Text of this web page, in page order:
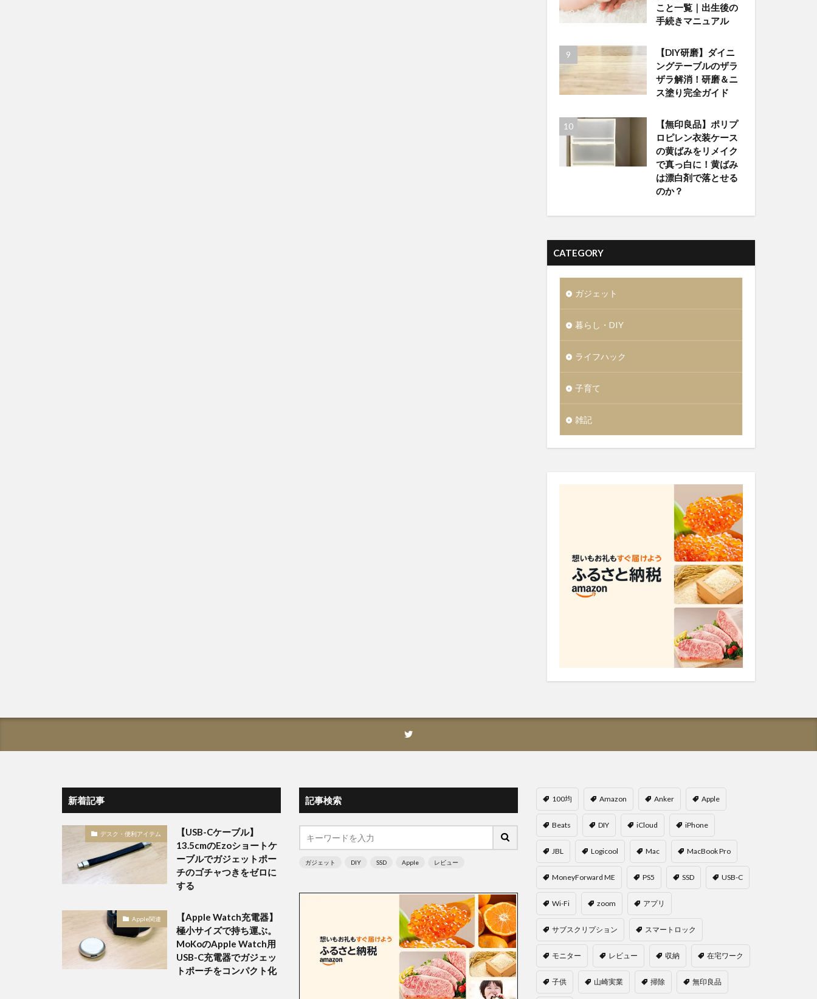
こと一覧｜出生後の
手続きマニュアル
【DIY研磨】ダイニ
ングテーブルのザラ
ザラ解消！研磨＆ニ
ス塗り完全ガイド
【無印良品】ポリプ
ロピレン衣装ケース
の黄ばみをリメイク
で真っ白に！黄ばみ
は漂白剤で落とせる
のか？
CATEGORY
ガジェット
暮らし・DIY
ライフハック
子育て
雑記
新着記事
デスク・便利アイテム
【USB-Cケーブル】
13.5cmのEzoショートケ
ーブルでガジェットポー
チのゴチャつきをゼロに
する
Apple関連
【Apple Watch充電器】
極小サイズで持ち運ぶ。
MoKoのApple Watch用
USB-C充電器でガジェッ
トポーチをコンパクト化
記事検索
ガジェット DIY SSD Apple レビュー
100均 Amazon Anker Apple
Beats DIY iCloud iPhone
JBL Logicool Mac MacBook Pro
MoneyForward ME PS5 SSD USB-C
Wi-Fi zoom アプリ
サブスクリプション スマートロック
モニター レビュー 収納 在宅ワーク
子供 山崎実業 掃除 無印良品